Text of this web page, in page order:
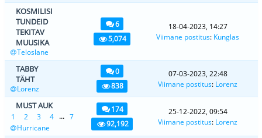
KOSMILISI
TUNDEID
TEKITAV
MUUSIKA
Teloslane
6
5,074
18-04-2023, 14:27
Viimane postitus: Kunglas
TABBY
TÄHT
Lorenz
0
838
07-03-2023, 22:48
Viimane postitus: Lorenz
MUST AUK
1 2 3 4 ... 7
Hurricane
174
92,192
25-12-2022, 09:54
Viimane postitus: Lorenz